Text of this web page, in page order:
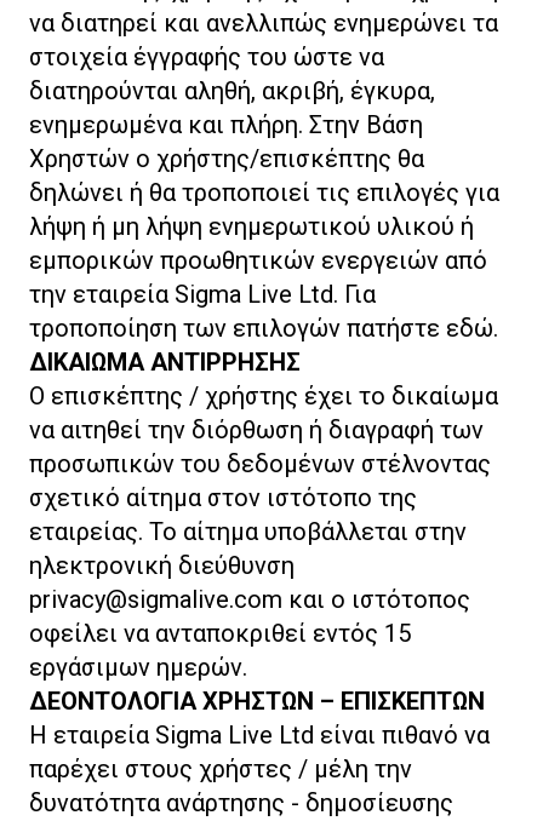
να διατηρεί και ανελλιπώς ενημερώνει τα
στοιχεία έγγραφής του ώστε να
διατηρούνται αληθή, ακριβή, έγκυρα,
ενημερωμένα και πλήρη. Στην Βάση
Χρηστών ο χρήστης/επισκέπτης θα
δηλώνει ή θα τροποποιεί τις επιλογές για
λήψη ή μη λήψη ενημερωτικού υλικού ή
εμπορικών προωθητικών ενεργειών από
την εταιρεία Sigma Live Ltd. Για
τροποποίηση των επιλογών πατήστε εδώ.
ΔΙΚΑΙΩΜΑ ΑΝΤΙΡΡΗΣΗΣ
Ο επισκέπτης / χρήστης έχει το δικαίωμα
να αιτηθεί την διόρθωση ή διαγραφή των
προσωπικών του δεδομένων στέλνοντας
σχετικό αίτημα στον ιστότοπο της
εταιρείας. Το αίτημα υποβάλλεται στην
ηλεκτρονική διεύθυνση
privacy@sigmalive.com και ο ιστότοπος
οφείλει να ανταποκριθεί εντός 15
εργάσιμων ημερών.
ΔΕΟΝΤΟΛΟΓΙΑ ΧΡΗΣΤΩΝ – ΕΠΙΣΚΕΠΤΩΝ
Η εταιρεία Sigma Live Ltd είναι πιθανό να
παρέχει στους χρήστες / μέλη την
δυνατότητα ανάρτησης - δημοσίευσης